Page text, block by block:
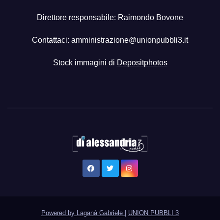
Direttore responsabile: Raimondo Bovone
Contattaci: amministrazione@unionpubbli3.it
Stock immagini di Depositphotos
Powered by Laganà Gabriele UNION PUBBLI 3